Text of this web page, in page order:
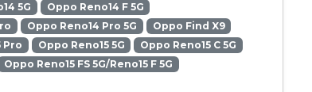
5G
Oppo Reno14 F 5G
Oppo Reno14 Pro 5G
Oppo Find X9
Pro Oppo Reno15 5G
Oppo Reno15 C 5G
Oppo Reno15 FS 5G/Reno15 F 5G